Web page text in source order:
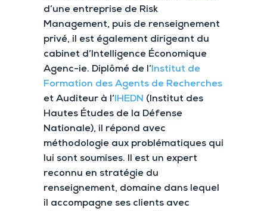
d’une entreprise de Risk
Management, puis de renseignement
privé, il est également dirigeant du
cabinet d’Intelligence Économique
Agenc-ie. Diplômé de l’ Institut de
Formation des Agents de Recherches
et Auditeur à l’ IHEDN (Institut des
Hautes Études de la Défense
Nationale), il répond avec
méthodologie aux problématiques qui
lui sont soumises. Il est un expert
reconnu en stratégie du
renseignement, domaine dans lequel
il accompagne ses clients avec